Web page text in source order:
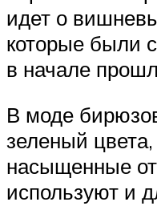
идет о
которые были
в начале
В моде
зеленый
насыщенные
используют и